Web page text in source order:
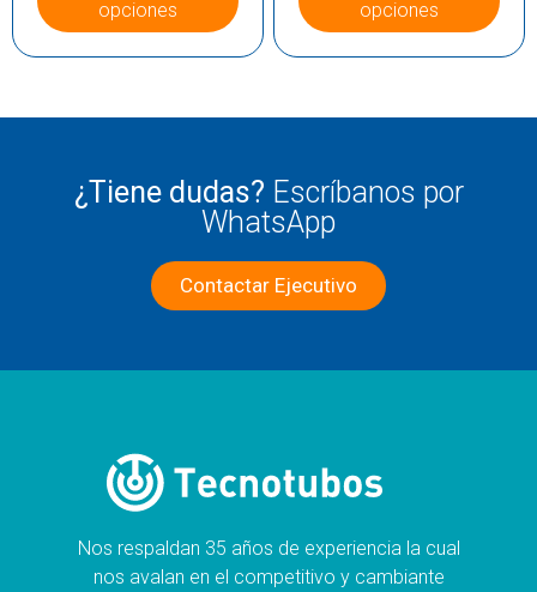
opciones
opciones
¿Tiene dudas? Escríbanos por
WhatsApp
Contactar Ejecutivo
Nos respaldan 35 años de experiencia la cual
nos avalan en el competitivo y cambiante